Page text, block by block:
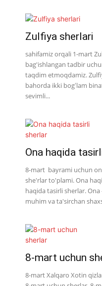
Zulfiya sherlari
sahifamiz orqali 1-mart
bag'ishlangan tadbir
taqdim etmoqdamiz.
bahorda ikki bogʻlam
sevimli...
Ona haqida
8-mart bayrami uchun
she'rlar to'plami. Ona
haqida tasirli sherlar.
muhim va ta'sirchan
8-mart uchun
8-mart Xalqaro Xotin